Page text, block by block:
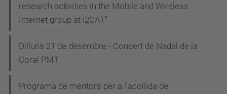
research activities in the Mobile and Wireless
Internet group at i2CAT"
Dilluns 21 de desembre - Concert de Nadal de la
Coral PMT
Programa de mentors per a l'acollida de